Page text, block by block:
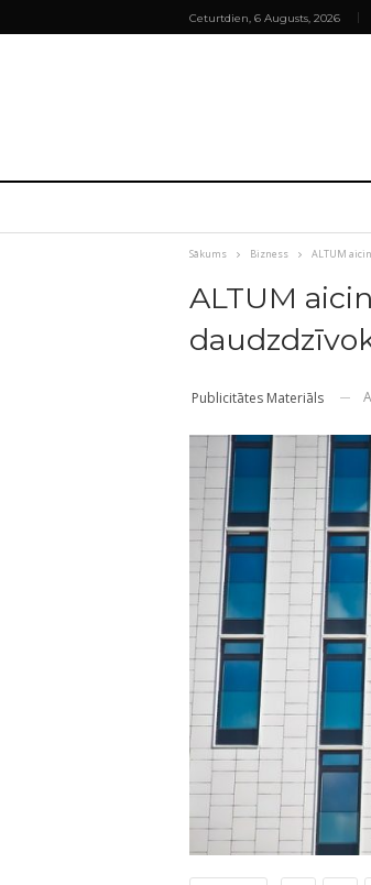
Ceturtdien, 6 Augusts, 2026
Sākums Bizness ALTUM
ALTUM
Publicitātes Materiāls